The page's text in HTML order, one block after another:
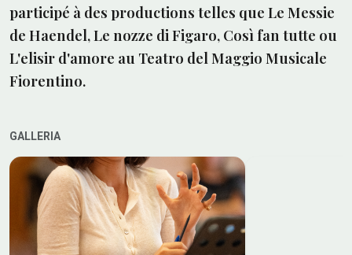
participé à des productions telles que Le Messie
de Haendel, Le nozze di Figaro, Così fan tutte ou
L'elisir d'amore au Teatro del Maggio Musicale
Fiorentino.
GALLERIA